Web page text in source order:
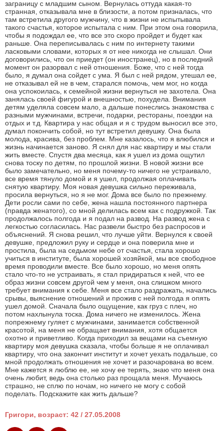
заграницу с младшим сыном. Вернулась оттуда какая-то
странная, отказывала мне в близости, а потом призналась, что
там встретила другого мужчину, что в жизни не испытывала
такого счастья, которое испытала с ним. При этом она говорила,
чтобы я подождал ее, что все это скоро пройдет и будет как
раньше. Она переписывалась с ним по интернету такими
ласковыми словами, которых я от нее никогда не слышал. Они
договорились, что он приедет (он иностранец), но в последний
момент он разорвал с ней отношения. Боже, что с ней тогда
было, я думал она сойдет с ума. Я был с ней рядом, утешал ее,
не отказывал ей не в чем, старался помочь, чем мог, но когда
она успокоилась, к семейной жизни вернуться не захотела. Она
занялась своей фигурой и внешностью, похудела. Внимания
детям уделяла совсем мало, а дальше понеслись знакомства с
разными мужчинами, встречи, подарки, рестораны, поездки на
отдых и т.д. Квартира у нас общая и я с трудом выносил все это,
думал покончить собой, но тут встретил девушку. Она была
молода, красива, без проблем. Мне казалось, что я влюбился и
жизнь начинается заново. Я снял для нас квартиру и мы стали
жить вместе. Спустя два месяца, как я ушел из дома ощутил
снова тоску по детям, по прошлой жизни. В новой жизни все
было замечательно, но меня почему-то ничего не устраивало,
все время тянуло домой и я ушел, продолжая оплачивать
снятую квартиру. Моя новая девушка сильно переживала,
просила вернуться, но я не мог. Дома все было по прежнему.
Дети росли сами по себе, жена нашла постоянного партнера
(правда женатого), со мной делилась всем как с подружкой. Так
продолжалось полгода и я подал на развод. На развод жена с
легкостью согласилась. Нас развели быстро без распросов и
объяснений. Я снова решил, что лучше уйти. Вернулся к своей
девушке, предложил руку и сердце и она поверила мне и
простила, была на седьмом небе от счастья, стала хорошо
учиться в институте, была хорошей хозяйкой, мы все свободное
время проводили вместе. Все было хорошо, но меня опять
стало что-то не устраивать, я стал придираться к ней, что ее
образ жизни совсем другой чем у меня, она слишком много
требует внимания к себе. Меня все стало раздражать, начались
срывы, выяснение отношений и прожив с ней полгода я опять
ушел домой. Сначала было ощущение, как груз с плеч, но
потом нахлынула тоска. Дома ничего не изменилось. Жена
попрежнему гуляет с мужчинами, занимается собственной
красотой, на меня не обращает внимания, хотя общается
охотно и приветливо. Когда приходил за вещами на съемную
квартиру моя девушка сказала, чтобы больше я не оплачивал
квартиру, что она закончит институт и хочет уехать подальше, со
мной продолжать отношения не хочет и разочарована во всем.
Мне кажется я люблю ее, не хочу ее терять, знаю что меня она
очень любит, ведь она столько раз прощала меня. Мучаюсь
страшно, не сплю по ночам, но ничего не могу с собой
поделать. Подскажите как жить дальше?
Григори, возраст: 42 / 27.05.2008